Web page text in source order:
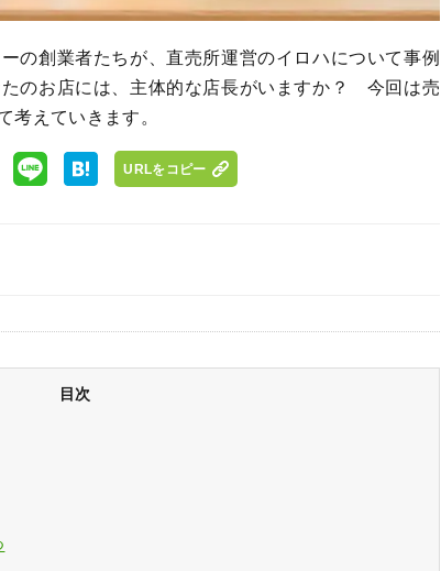
の創業者たちが、直売所運営のイロハについて事例
のお店には、主体的な店長がいますか？ 今回は売
考えていきます。
URLをコピー
目次